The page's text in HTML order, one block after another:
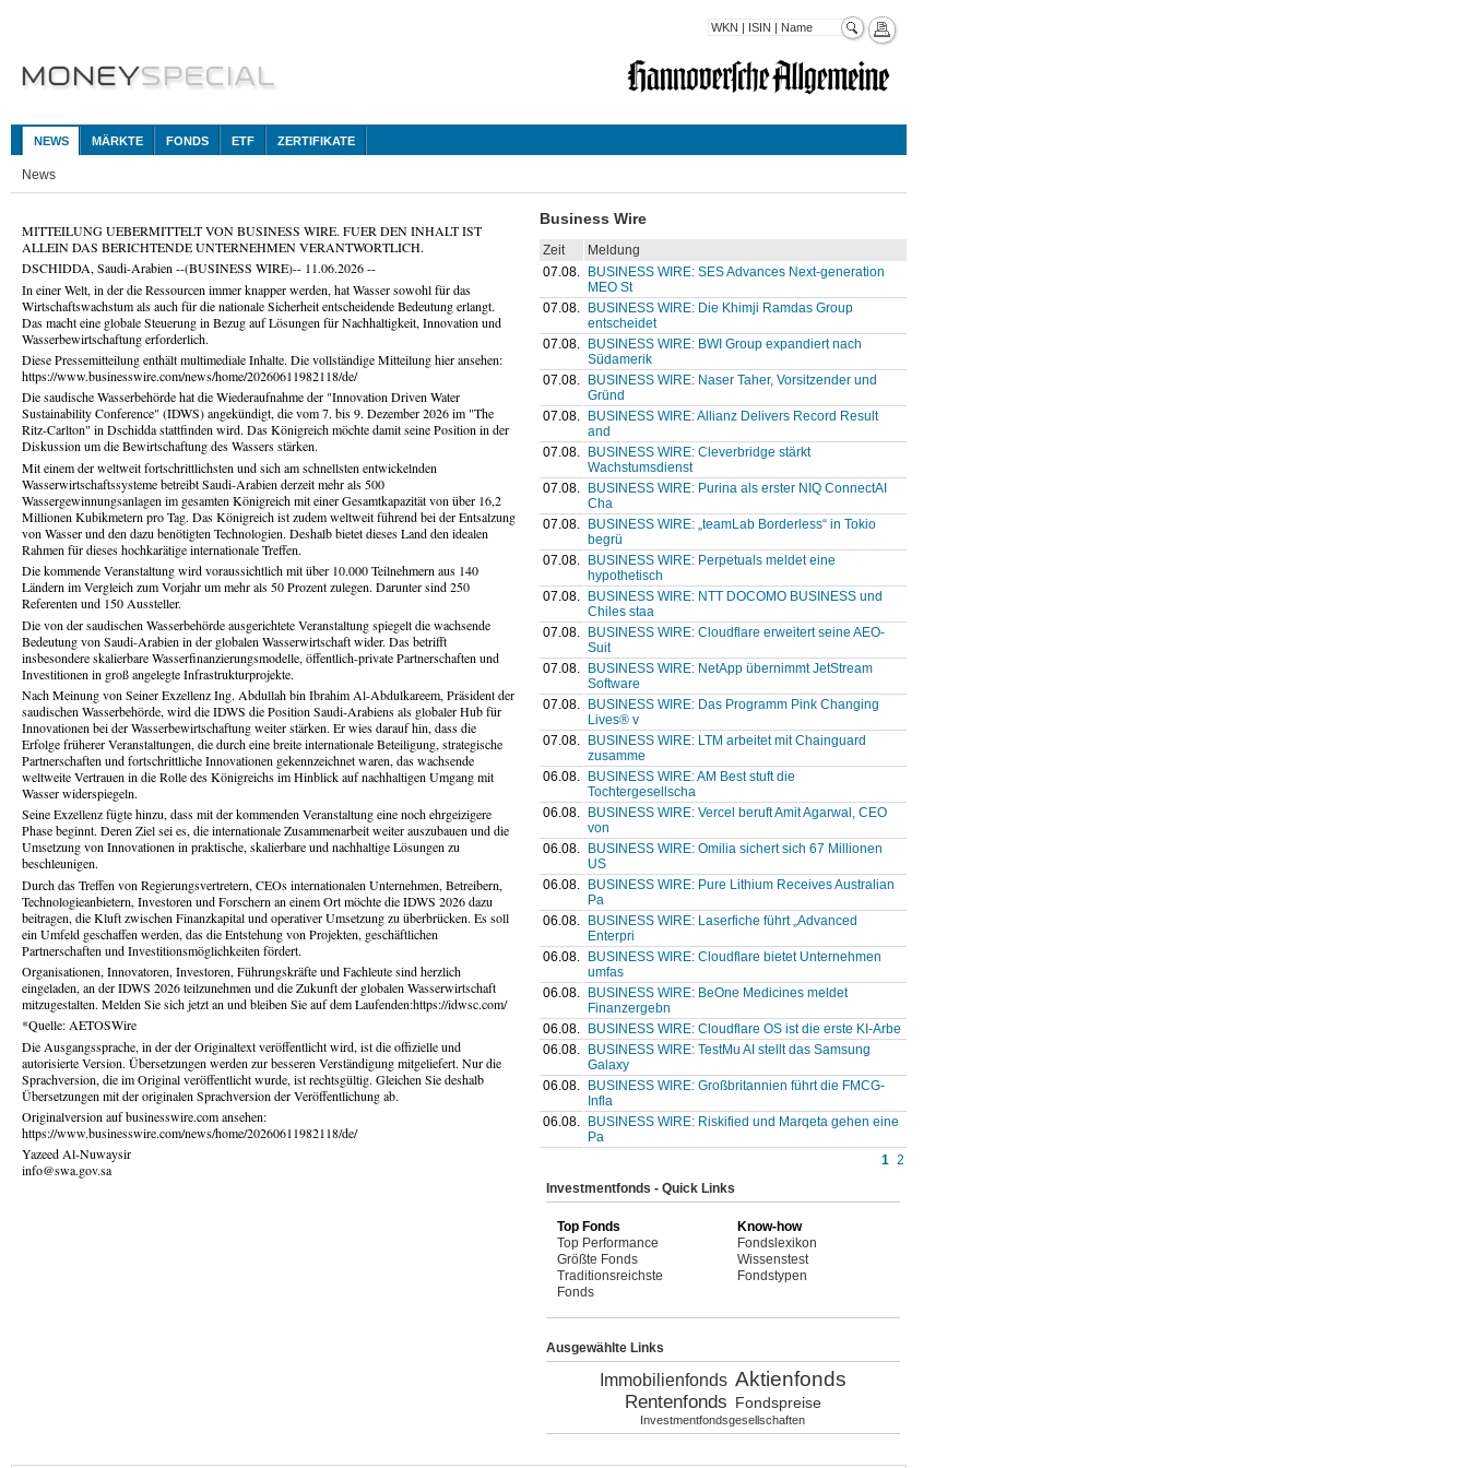
NEWS MÄRKTE FONDS ETF ZERTIFIKATE
News
MITTEILUNG UEBERMITTELT VON BUSINESS WIRE. FUER DEN INHALT IST
ALLEIN DAS BERICHTENDE UNTERNEHMEN VERANTWORTLICH.
DSCHIDDA, Saudi-Arabien --(BUSINESS WIRE)-- 11.06.2026 --
In einer Welt, in der die Ressourcen immer knapper werden, hat Wasser sowohl für das
Wirtschaftswachstum als auch für die nationale Sicherheit entscheidende Bedeutung erlangt.
Das macht eine globale Steuerung in Bezug auf Lösungen für Nachhaltigkeit, Innovation und
Wasserbewirtschaftung erforderlich.
Diese Pressemitteilung enthält multimediale Inhalte. Die vollständige Mitteilung hier ansehen:
https://www.businesswire.com/news/home/20260611982118/de/
Die saudische Wasserbehörde hat die Wiederaufnahme der "Innovation Driven Water
Sustainability Conference" (IDWS) angekündigt, die vom 7. bis 9. Dezember 2026 im "The
Ritz-Carlton" in Dschidda stattfinden wird. Das Königreich möchte damit seine Position in der
Diskussion um die Bewirtschaftung des Wassers stärken.
Mit einem der weltweit fortschrittlichsten und sich am schnellsten entwickelnden
Wasserwirtschaftssysteme betreibt Saudi-Arabien derzeit mehr als 500
Wassergewinnungsanlagen im gesamten Königreich mit einer Gesamtkapazität von über 16,2
Millionen Kubikmetern pro Tag. Das Königreich ist zudem weltweit führend bei der Entsalzung
von Wasser und den dazu benötigten Technologien. Deshalb bietet dieses Land den idealen
Rahmen für dieses hochkarätige internationale Treffen.
Die kommende Veranstaltung wird voraussichtlich mit über 10.000 Teilnehmern aus 140
Ländern im Vergleich zum Vorjahr um mehr als 50 Prozent zulegen. Darunter sind 250
Referenten und 150 Aussteller.
Die von der saudischen Wasserbehörde ausgerichtete Veranstaltung spiegelt die wachsende
Bedeutung von Saudi-Arabien in der globalen Wasserwirtschaft wider. Das betrifft
insbesondere skalierbare Wasserfinanzierungsmodelle, öffentlich-private Partnerschaften und
Investitionen in groß angelegte Infrastrukturprojekte.
Nach Meinung von Seiner Exzellenz Ing. Abdullah bin Ibrahim Al-Abdulkareem, Präsident der
saudischen Wasserbehörde, wird die IDWS die Position Saudi-Arabiens als globaler Hub für
Innovationen bei der Wasserbewirtschaftung weiter stärken. Er wies darauf hin, dass die
Erfolge früherer Veranstaltungen, die durch eine breite internationale Beteiligung, strategische
Partnerschaften und fortschrittliche Innovationen gekennzeichnet waren, das wachsende
weltweite Vertrauen in die Rolle des Königreichs im Hinblick auf nachhaltigen Umgang mit
Wasser widerspiegeln.
Seine Exzellenz fügte hinzu, dass mit der kommenden Veranstaltung eine noch ehrgeizigere
Phase beginnt. Deren Ziel sei es, die internationale Zusammenarbeit weiter auszubauen und die
Umsetzung von Innovationen in praktische, skalierbare und nachhaltige Lösungen zu
beschleunigen.
Durch das Treffen von Regierungsvertretern, CEOs internationalen Unternehmen, Betreibern,
Technologieanbietern, Investoren und Forschern an einem Ort möchte die IDWS 2026 dazu
beitragen, die Kluft zwischen Finanzkapital und operativer Umsetzung zu überbrücken. Es soll
ein Umfeld geschaffen werden, das die Entstehung von Projekten, geschäftlichen
Partnerschaften und Investitionsmöglichkeiten fördert.
Organisationen, Innovatoren, Investoren, Führungskräfte und Fachleute sind herzlich
eingeladen, an der IDWS 2026 teilzunehmen und die Zukunft der globalen Wasserwirtschaft
mitzugestalten. Melden Sie sich jetzt an und bleiben Sie auf dem Laufenden:https://idwsc.com/
*Quelle: AETOSWire
Die Ausgangssprache, in der der Originaltext veröffentlicht wird, ist die offizielle und
autorisierte Version. Übersetzungen werden zur besseren Verständigung mitgeliefert. Nur die
Sprachversion, die im Original veröffentlicht wurde, ist rechtsgültig. Gleichen Sie deshalb
Übersetzungen mit der originalen Sprachversion der Veröffentlichung ab.
Originalversion auf businesswire.com ansehen:
https://www.businesswire.com/news/home/20260611982118/de/
Yazeed Al-Nuwaysir
info@swa.gov.sa
Business Wire
Zeit
Meldung
07.08.
BUSINESS WIRE: SES Advances Next-generation
MEO St
07.08.
BUSINESS WIRE: Die Khimji Ramdas Group
entscheidet
07.08.
BUSINESS WIRE: BWI Group expandiert nach
Südamerik
07.08.
BUSINESS WIRE: Naser Taher, Vorsitzender und
Gründ
07.08.
BUSINESS WIRE: Allianz Delivers Record Result
and
07.08.
BUSINESS WIRE: Cleverbridge stärkt
Wachstumsdienst
07.08.
BUSINESS WIRE: Purina als erster NIQ ConnectAI
Cha
07.08.
BUSINESS WIRE: „teamLab Borderless“ in Tokio
begrü
07.08.
BUSINESS WIRE: Perpetuals meldet eine
hypothetisch
07.08.
BUSINESS WIRE: NTT DOCOMO BUSINESS und
Chiles staa
07.08.
BUSINESS WIRE: Cloudflare erweitert seine AEO-
Suit
07.08.
BUSINESS WIRE: NetApp übernimmt JetStream
Software
07.08.
BUSINESS WIRE: Das Programm Pink Changing
Lives® v
07.08.
BUSINESS WIRE: LTM arbeitet mit Chainguard
zusamme
06.08.
BUSINESS WIRE: AM Best stuft die
Tochtergesellscha
06.08.
BUSINESS WIRE: Vercel beruft Amit Agarwal, CEO
von
06.08.
BUSINESS WIRE: Omilia sichert sich 67 Millionen
US
06.08.
BUSINESS WIRE: Pure Lithium Receives Australian
Pa
06.08.
BUSINESS WIRE: Laserfiche führt „Advanced
Enterpri
06.08.
BUSINESS WIRE: Cloudflare bietet Unternehmen
umfas
06.08.
BUSINESS WIRE: BeOne Medicines meldet
Finanzergebn
06.08.
BUSINESS WIRE: Cloudflare OS ist die erste KI-Arbe
06.08.
BUSINESS WIRE: TestMu AI stellt das Samsung
Galaxy
06.08.
BUSINESS WIRE: Großbritannien führt die FMCG-
Infla
06.08.
BUSINESS WIRE: Riskified und Marqeta gehen eine
Pa
1 2
Investmentfonds - Quick Links
Top Fonds
Top Performance
Größte Fonds
Traditionsreichste
Fonds
Know-how
Fondslexikon
Wissenstest
Fondstypen
Ausgewählte Links
Immobilienfonds Aktienfonds
Rentenfonds Fondspreise
Investmentfondsgesellschaften